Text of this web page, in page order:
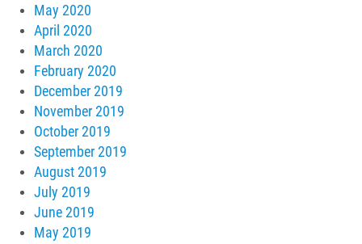
May 2020
April 2020
March 2020
February 2020
December 2019
November 2019
October 2019
September 2019
August 2019
July 2019
June 2019
May 2019